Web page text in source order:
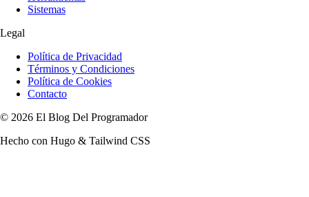
Sistemas
Legal
Política de Privacidad
Términos y Condiciones
Política de Cookies
Contacto
© 2026 El Blog Del Programador
Hecho con Hugo & Tailwind CSS